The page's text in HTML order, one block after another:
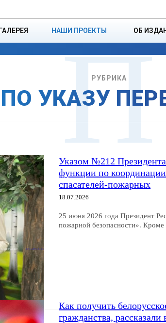
ГАЛЕРЕЯ НАШИ ПРОЕКТЫ ОБ
РУБРИКА
ПО УКАЗУП
Указом №212
функции по
спасателей-пожарных
18.07.2026
25 июня 2026 года Президент
пожарной безопасности».
Как получить
гражданства,